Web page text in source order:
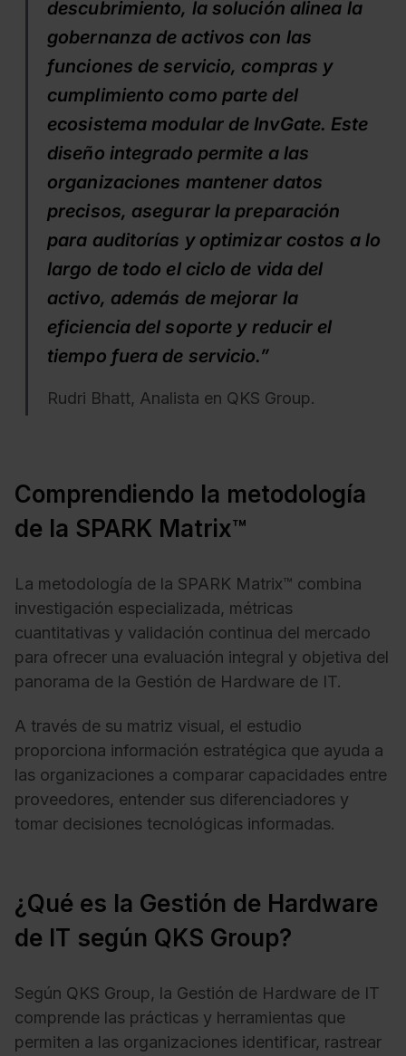
descubrimiento, la solución alinea la
gobernanza de activos con las
funciones de servicio, compras y
cumplimiento como parte del
ecosistema modular de InvGate. Este
diseño integrado permite a las
organizaciones mantener datos
precisos, asegurar la preparación
para auditorías y optimizar costos a lo
largo de todo el ciclo de vida del
activo, además de mejorar la
eficiencia del soporte y reducir el
tiempo fuera de servicio.”
Rudri Bhatt, Analista en QKS Group.
Comprendiendo la metodología
de la SPARK Matrix™
La metodología de la SPARK Matrix™ combina
investigación especializada, métricas
cuantitativas y validación continua del mercado
para ofrecer una evaluación integral y objetiva del
panorama de la Gestión de Hardware de IT.
A través de su matriz visual, el estudio
proporciona información estratégica que ayuda a
las organizaciones a comparar capacidades entre
proveedores, entender sus diferenciadores y
tomar decisiones tecnológicas informadas.
¿Qué es la Gestión de Hardware
de IT según QKS Group?
Según QKS Group, la Gestión de Hardware de IT
comprende las prácticas y herramientas que
permiten a las organizaciones identificar, rastrear